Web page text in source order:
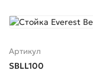
Артикул
SBLL100